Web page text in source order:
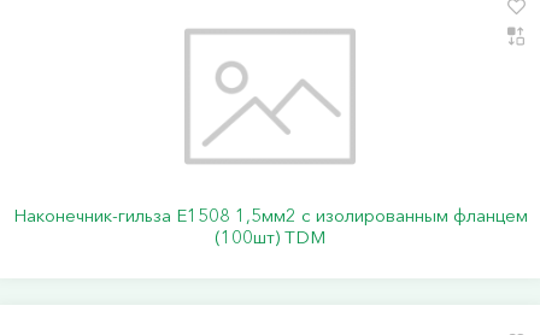
Наконечник-гильза Е1508 1,5мм2 с изолированным фланцем
(100шт) TDM